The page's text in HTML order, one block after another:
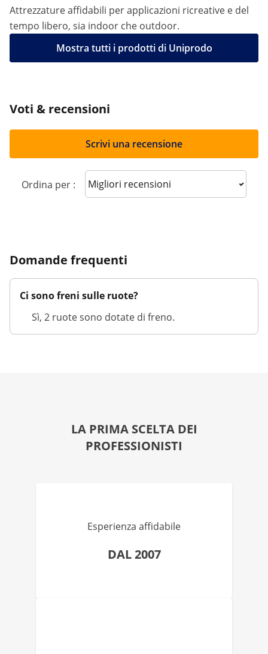
Attrezzature affidabili per applicazioni ricreative e del
tempo libero, sia indoor che outdoor.
Mostra tutti i prodotti di Uniprodo
Voti & recensioni
Scrivi una recensione
Ordina per : Sort reviews
Domande frequenti
Ci sono freni sulle ruote?
Sì, 2 ruote sono dotate di freno.
LA PRIMA SCELTA DEI
PROFESSIONISTI
Esperienza affidabile
DAL 2007